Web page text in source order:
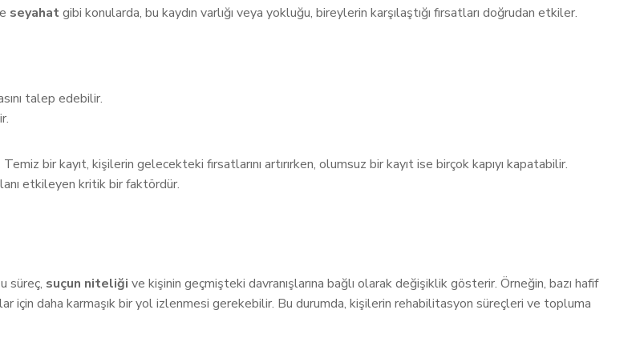
seyahatgibi konularda, bu kaydın varlığı veya yokluğu, bireylerin karşılaştığı fırsatları doğrudan etkiler.
talep edebilir.
bir kayıt, kişilerin gelecekteki fırsatlarını artırırken, olumsuz bir kayıt ise birçok kapıyı kapatabilir.
etkileyen kritik bir faktördür.
süreç, suçun niteliği ve kişinin geçmişteki davranışlarına bağlı olarak değişiklik gösterir. Örneğin, bazı hafif
için daha karmaşık bir yol izlenmesi gerekebilir. Bu durumda, kişilerin rehabilitasyon süreçleri ve topluma